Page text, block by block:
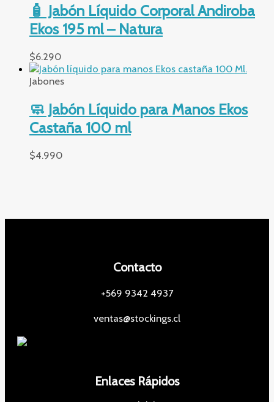
🧴 Jabón Líquido Corporal Andiroba
Ekos 195 ml – Natura
$6.290
Jabones
🧼 Jabón Líquido para Manos Ekos
Castaña 100 ml
$4.990
Contacto
+569 9342 4937
ventas@stockings.cl
Enlaces Rápidos